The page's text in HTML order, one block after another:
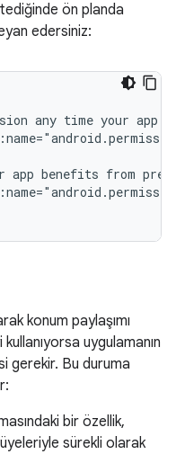
ön planda
edersiniz:
any time your app
app benefits from
konum paylaşımı
kullanıyorsa uygulamanın
gerekir. Bu duruma
bir özellik,
üyeleriyle sürekli olarak